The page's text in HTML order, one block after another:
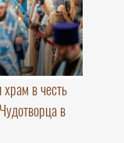
в честь
в